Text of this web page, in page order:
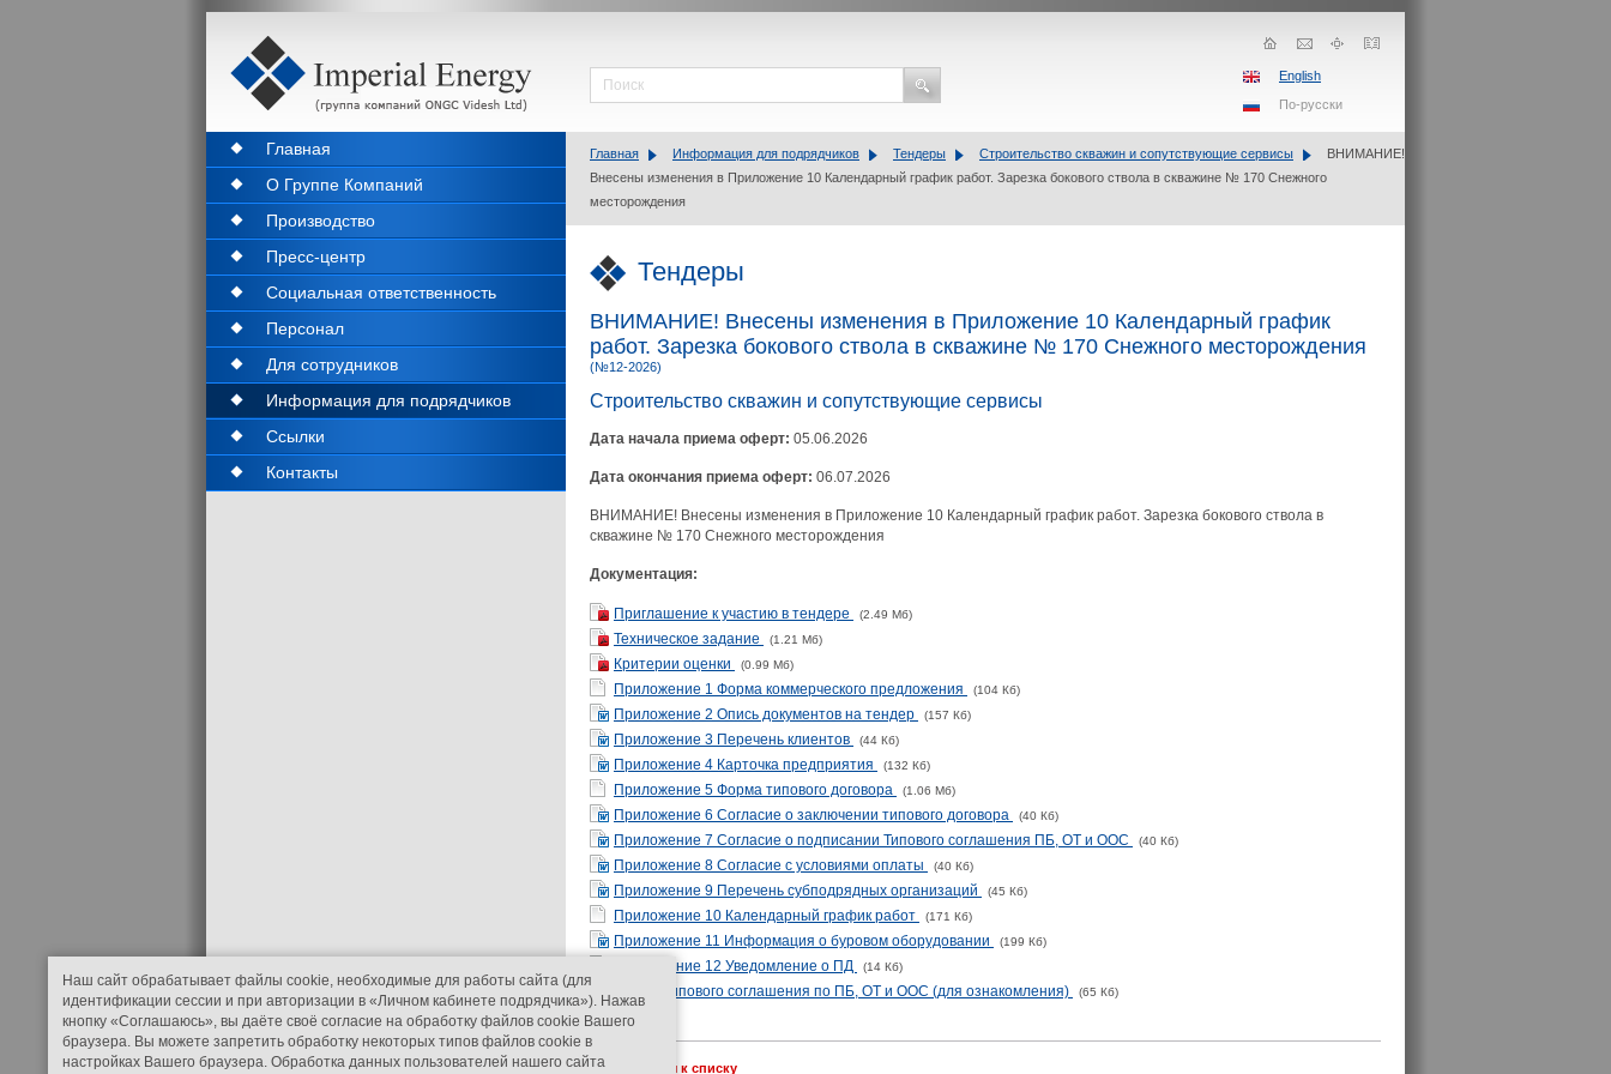
English
По-русски
Главная Информация для подрядчиков Тендеры Строительство скважин и сопутствующие сервисы
ВНИМАНИЕ!
Внесены изменения в Приложение 10 Календарный график работ. Зарезка бокового ствола в скважине № 170 Снежного
месторождения
Тендеры
ВНИМАНИЕ! Внесены изменения в Приложение 10 Календарный график
работ. Зарезка бокового ствола в скважине № 170 Снежного месторождения
(№12-2026)
Строительство скважин и сопутствующие сервисы
Дата начала приема оферт: 05.06.2026
Дата окончания приема оферт: 06.07.2026
ВНИМАНИЕ! Внесены изменения в Приложение 10 Календарный график работ. Зарезка бокового ствола в
скважине № 170 Снежного месторождения
Документация:
Приглашение к участию в тендере (2.49 Мб)
Техническое задание (1.21 Мб)
Критерии оценки (0.99 Мб)
Приложение 1 Форма коммерческого предложения (104 Кб)
Приложение 2 Опись документов на тендер (157 Кб)
Приложение 3 Перечень клиентов (44 Кб)
Приложение 4 Карточка предприятия (132 Кб)
Приложение 5 Форма типового договора (1.06 Мб)
Приложение 6 Согласие о заключении типового договора (40 Кб)
Приложение 7 Согласие о подписании Типового соглашения ПБ, ОТ и ООС (40 Кб)
Приложение 8 Согласие с условиями оплаты (40 Кб)
Приложение 9 Перечень субподрядных организаций (45 Кб)
Приложение 10 Календарный график работ (171 Кб)
Приложение 11 Информация о буровом оборудовании (199 Кб)
Приложение 12 Уведомление о ПД (14 Кб)
Форма типового соглашения по ПБ, ОТ и ООС (для ознакомления) (65 Кб)
Вернуться к списку
Главная
О Группе Компаний
Производство
Пресс-центр
Социальная ответственность
Персонал
Для сотрудников
Информация для подрядчиков
Ссылки
Контакты
Наш сайт обрабатывает файлы cookie, необходимые для работы сайта (для
идентификации сессии и при авторизации в «Личном кабинете подрядчика»). Нажав
кнопку «Соглашаюсь», вы даёте своё согласие на обработку файлов cookie Вашего
браузера. Вы можете запретить обработку некоторых типов файлов cookie в
настройках Вашего браузера. Обработка данных пользователей нашего сайта